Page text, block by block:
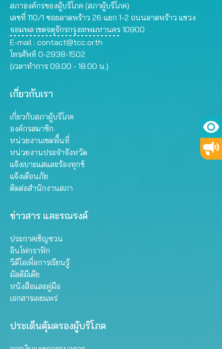
สภาองค์กรของผู้บริโภค (สภาผู้บริโภค)
เลขที่ 110/1 ซอยลาดพร้าว 26 แยก 1-2 ถนนลาดพร้าว แขวง
จอมพล เขตจตุจักรกรุงเทพมหานคร 10900
E-mail : contact@tcc.or.th
โทรศัพท์ 0-2938-1502
(เวลาทำการ 09.00 - 18.00 น.)
เกี่ยวกับเรา
เกี่ยวกับสภาผู้บริโภค
องค์กรสมาชิก
หน่วยงานเขตพื้นที่
หน่วยงานประจำจังหวัด
แจ้งเบาะแสและร้องทุกข์
แจ้งเตือนภัย
ติดต่อสำนักงานสภา
ข่าวสาร และรณรงค์
ประกาศเชิญชวน
อินโฟกราฟิก
วิดีโอเพื่อการเรียนรู้
มัลติมีเดีย
หนังสือและคู่มือ
เอกสารเผยแพร่
ประเด็นคุ้มครองผู้บริโภค